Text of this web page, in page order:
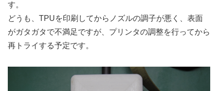
す。
どうも、TPUを印刷してからノズルの調子が悪く、表面
がガタガタで不満足ですが、プリンタの調整を行ってから
再トライする予定です。